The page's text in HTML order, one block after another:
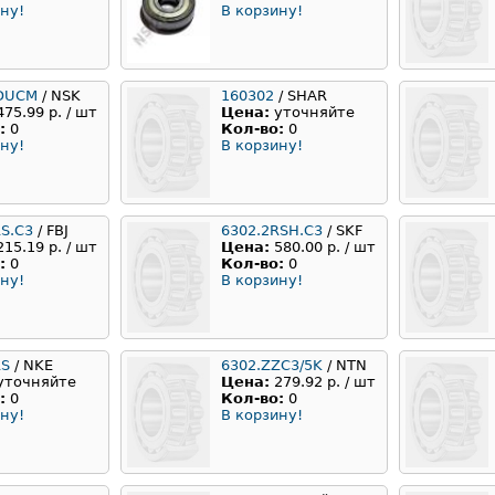
В корзину!
/ NSK
р. / шт
0
160302 / SHAR
Цена: уточняйте
Кол-во: 0
В корзину!
/ FBJ
р. / шт
0
6302.2RSH.C3 / SKF
Цена: 580.00 р. / шт
Кол-во: 0
В корзину!
/ NKE
0
6302.ZZC3/5K / NTN
Цена: 279.92 р. / шт
Кол-во: 0
В корзину!